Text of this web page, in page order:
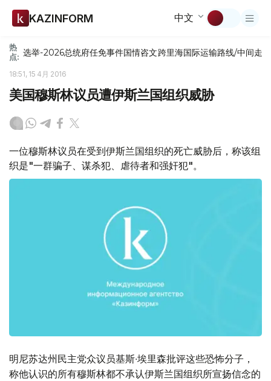
KAZINFORM 中文
热
点: 选举-2026总统府任免事件国情咨文跨里海国际运输路线/中间走廊
18:51, 15 4月 2016
美国穆斯林议员遭伊斯兰国组织威胁
一位穆斯林议员在受到伊斯兰国组织的死亡威胁后，称该组
织是"一群骗子、谋杀犯、虐待者和强奸犯"。
明尼苏达州民主党众议员基斯∙埃里森批评这些恐怖分子，
称他认识的所有穆斯林都不承认伊斯兰国组织所宣扬信念的